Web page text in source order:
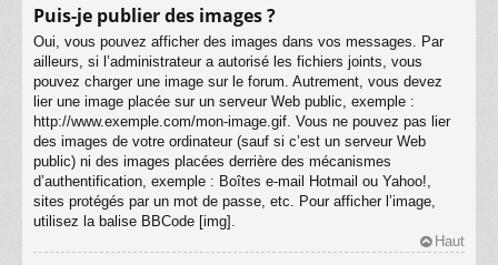
Puis-je publier des images ?
Oui, vous pouvez afficher des images dans vos messages. Par
ailleurs, si l’administrateur a autorisé les fichiers joints, vous
pouvez charger une image sur le forum. Autrement, vous devez
lier une image placée sur un serveur Web public, exemple :
http://www.exemple.com/mon-image.gif. Vous ne pouvez pas lier
des images de votre ordinateur (sauf si c’est un serveur Web
public) ni des images placées derrière des mécanismes
d’authentification, exemple : Boîtes e-mail Hotmail ou Yahoo!,
sites protégés par un mot de passe, etc. Pour afficher l’image,
utilisez la balise BBCode [img].
Haut